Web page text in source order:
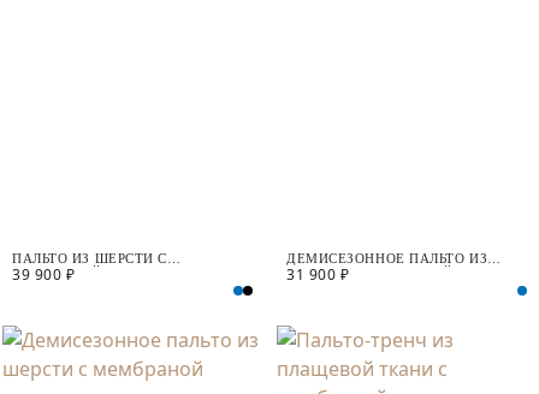
ПАЛЬТО ИЗ ШЕРСТИ С
МЕМБРАНОЙ
39 900 ₽
ДЕМИСЕЗОННОЕ ПАЛЬТО ИЗ
ШЕРСТИ С МЕМБРАНОЙ
31 900 ₽